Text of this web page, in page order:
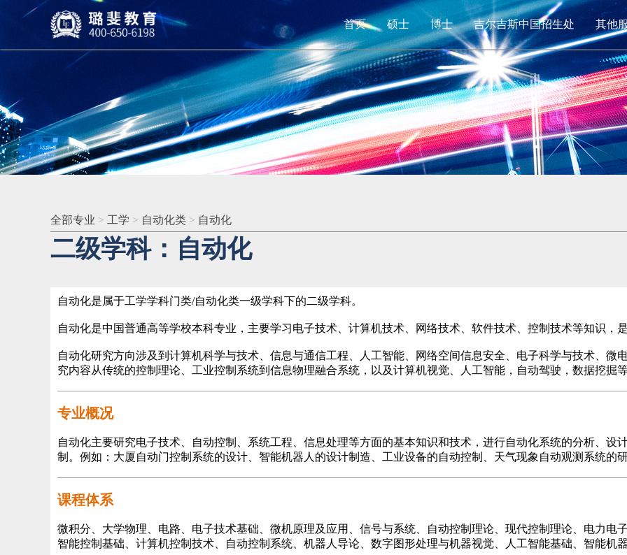
首页 硕士 博士 吉尔吉斯中国招生处 其他
全部专业 > 工学 > 自动化类 > 自动化
二级学科：自动化
自动化是属于工学学科门类/自动化类一级学科下的二级学科。
自动化是中国普通高等学校本科专业，主要学习电子技术、计算机技术、网络技术、软件技术、控制技术等知识，
自动化研究方向涉及到计算机科学与技术、信息与通信工程、人工智能、网络空间信息安全、电子科学与技术、微
究内容从传统的控制理论、工业控制系统到信息物理融合系统，以及计算机视觉、人工智能，自动驾驶，数据挖掘
专业概况
自动化主要研究电子技术、自动控制、系统工程、信息处理等方面的基本知识和技术，进行自动化系统的分析、设
制。例如：大厦自动门控制系统的设计、智能机器人的设计制造、工业设备的自动控制、天气现象自动观测系统的
课程体系
微积分、大学物理、电路、电子技术基础、微机原理及应用、信号与系统、自动控制理论、现代控制理论、电力电
智能控制基础、计算机控制技术、自动控制系统、机器人导论、数字图形处理与机器视觉、人工智能基础、智能机